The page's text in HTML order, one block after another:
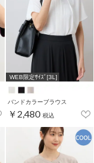
WEB限定ｻｲｽﾞ[3L]
バンドカラーブラウス
￥2,480 税込